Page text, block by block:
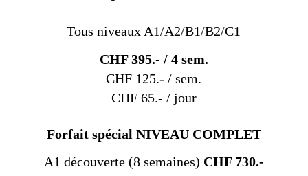
Tous niveaux A1/A2/B1/B2/C1
CHF 395.- / 4 sem.
CHF 125.- / sem.
CHF 65.- / jour
Forfait spécial NIVEAU COMPLET
A1 découverte (8 semaines) CHF 730.-